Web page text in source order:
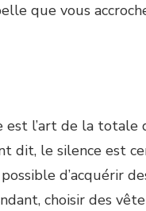
que vous
est l’art de la totale
dit, le silence est
d’acquérir
choisir des